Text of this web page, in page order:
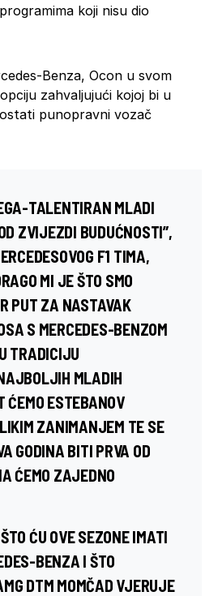
koji nisu dio
Benza, Ocon u svom
zahvaljujući kojoj bi u
punopravni vozač
TALENTIRAN MLADI
ZVIJEZDI BUDUĆNOSTI”,
F1 TIMA,
MI JE ŠTO SMO
PUT ZA NASTAVAK
S MERCEDES-BENZOM
TRADICIJU
MLADIH
ESTEBANOV
ZANIMANJEM TE SE
GODINA BITI PRVA OD
ĆEMO ZAJEDNO
ĆU OVE SEZONE IMATI
BENZA I ŠTO
DTM MOMČAD VJERUJE